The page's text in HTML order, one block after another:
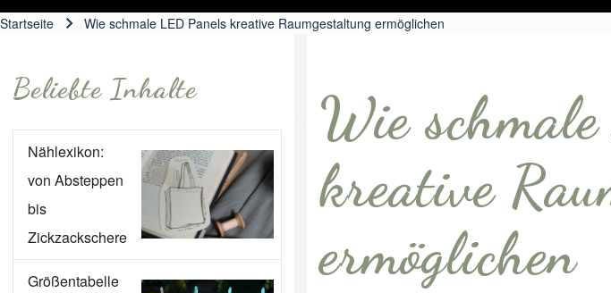
Startseite Wie schmale LED Panels kreative Raumgestaltung ermöglichen
Beliebte Inhalte
Nählexikon:
von Absteppen
bis
Zickzackschere
Größentabelle
Wie
kreative
ermöglichen